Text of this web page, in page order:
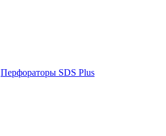
Перфораторы SDS Plus